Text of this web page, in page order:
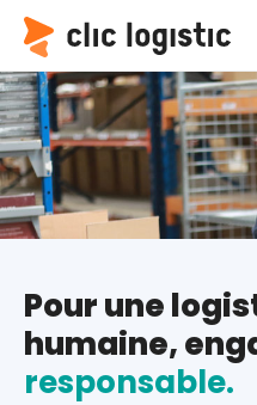
Pour une
humaine,
responsable.